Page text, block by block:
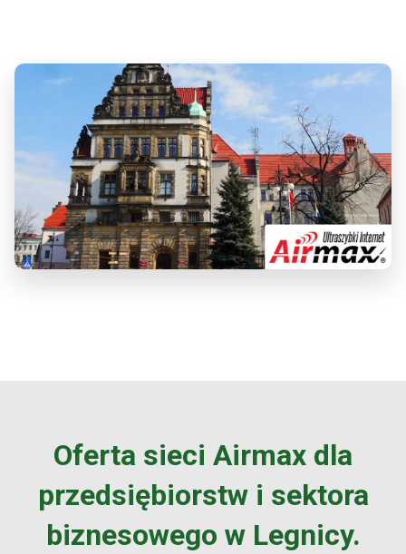
Oferta sieci Airmax dla
przedsiębiorstw i sektora
biznesowego w Legnicy.